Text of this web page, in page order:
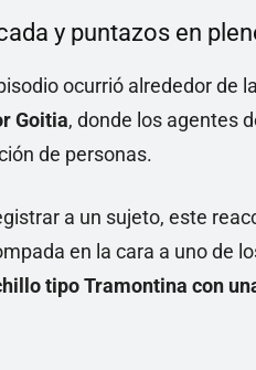
y puntazos en
ocurrió alrededor de
Goitia, donde los agentes
de personas.
a un sujeto, este
en la cara a uno de
tipo Tramontina con